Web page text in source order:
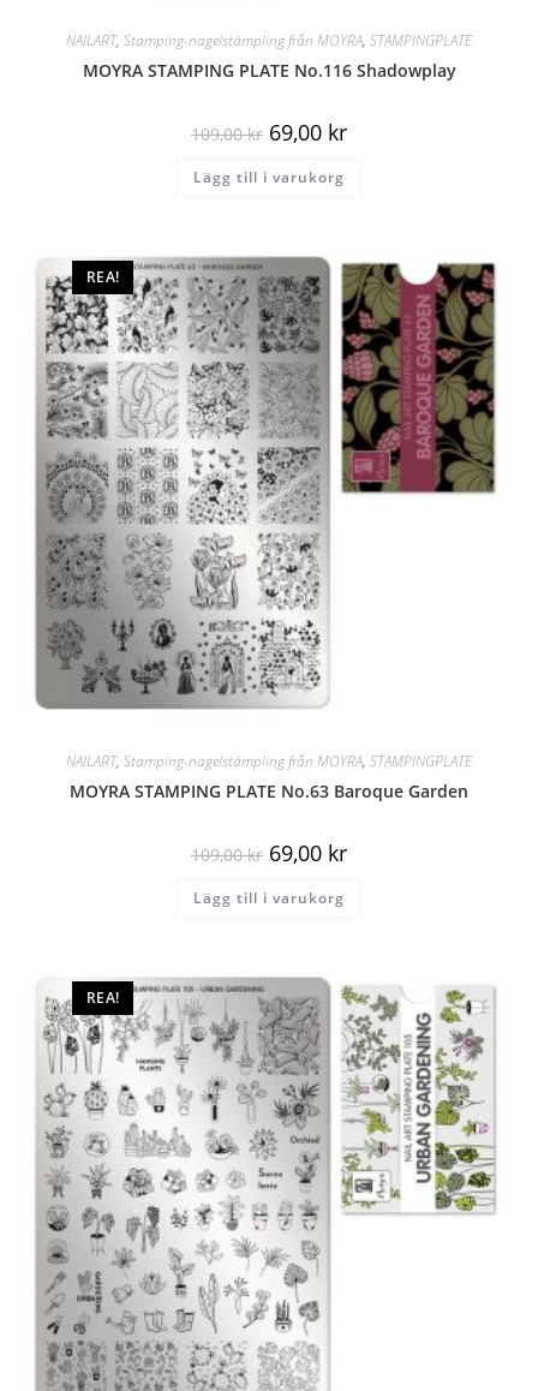
NAILART, Stamping-nagelstämpling från MOYRA, STAMPINGPLATE
MOYRA STAMPING PLATE No.116 Shadowplay
109,00kr 69,00 kr
Lägg till i varukorg
REA!
NAILART, Stamping-nagelstämpling från MOYRA, STAMPINGPLATE
MOYRA STAMPING PLATE No.63 Baroque Garden
109,00kr 69,00 kr
Lägg till i varukorg
REA!